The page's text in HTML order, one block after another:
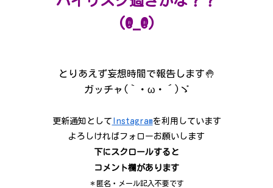
(@_@)
とりあえず妄想時間で報告します🤚
ガッチャ(｀・ω・´)ゞ
更新通知として Instagramを利用しています
よろしければフォローお願いします
下にスクロールすると
コメント欄があります
＊匿名・メール記入不要です